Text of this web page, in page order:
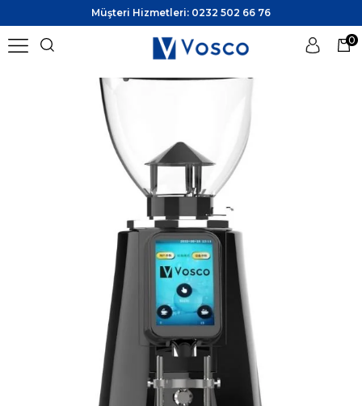
Müşteri Hizmetleri: 0232 502 66 76
0